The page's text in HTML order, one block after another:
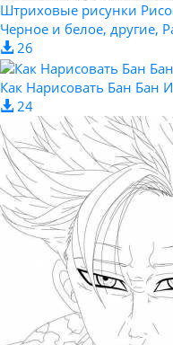
Штриховые рисунки
Черное и белое, другие,
26
Как Нарисовать Бан Бан
24